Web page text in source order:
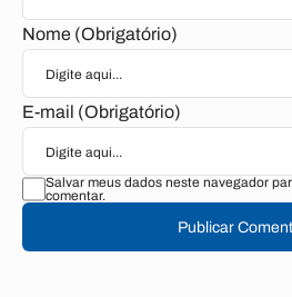
Nome (Obrigatório)
E-mail (Obrigatório)
Salvar meus dados neste navegador
comentar.
Publicar